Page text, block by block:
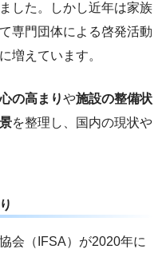
した。しかし近年は家族
専門団体による啓発活動
増えています。
の高まりや施設の整備状
を整理し、国内の現状や
会（IFSA）が2020年に